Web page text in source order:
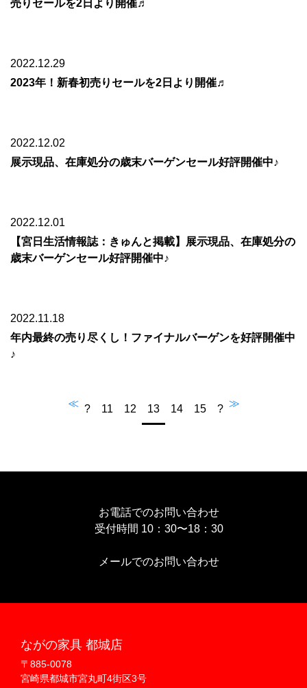
売りセールを2日より開催♬
2022.12.29
2023年！新春初売りセールを2日より開催♬
2022.12.02
展示現品、在庫処分の歳末バーゲンセール好評開催中♪
2022.12.01
【宮日生活情報誌：きゅんと掲載】展示現品、在庫処分の
歳末バーゲンセール好評開催中♪
2022.11.18
年内最終の売り尽くし！ファイナルバーゲンを好評開催中
♪
≪ ? 11 12 13 14 15 ? ≫
お電話でのお問い合わせ
受付時間 10：30〜18：30
メールでのお問い合わせ
ながの家具 都城店
〒885-0078
宮崎県都城市宮丸町4街区3号